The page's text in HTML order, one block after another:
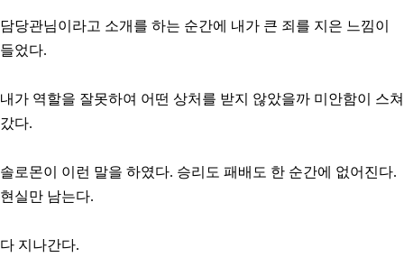
담당관님이라고 소개를 하는 순간에 내가 큰 죄를 지은 느낌이
들었다.
내가 역할을 잘못하여 어떤 상처를 받지 않았을까 미안함이 스쳐
갔다.
솔로몬이 이런 말을 하였다. 승리도 패배도 한 순간에 없어진다.
현실만 남는다.
다 지나간다.